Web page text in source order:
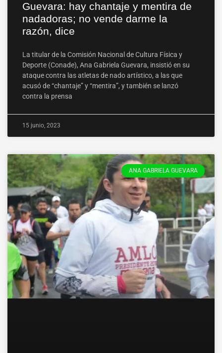
Guevara: hay chantaje y mentira de
nadadoras; no vende darme la
razón, dice
La titular de la Comisión Nacional de Cultura Física y
Deporte (Conade), Ana Gabriela Guevara, insistió en su
ataque contra las atletas de nado artístico, a las que
acusó de “chantaje” y “mentira”, y también se lanzó
contra la prensa
15 junio, 2023
ANA GABRIELA GUEVARA